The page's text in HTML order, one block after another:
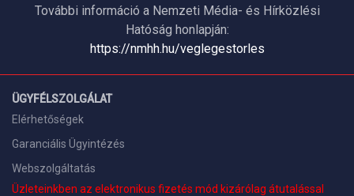
További információ a Nemzeti Média- és Hírközlési
Hatóság honlapján:
https://nmhh.hu/veglegestorles
ÜGYFÉLSZOLGÁLAT
Elérhetőségek
Garanciális Ügyintézés
Webszolgáltatás
Üzleteinkben az elektronikus fizetés mód kizárólag átutalással